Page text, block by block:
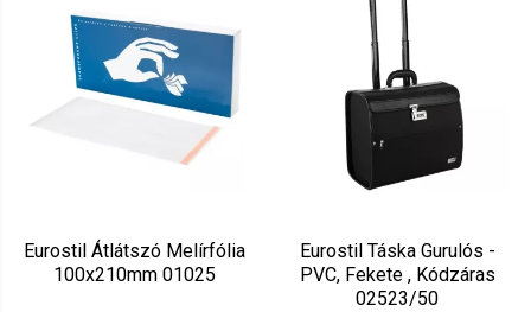
Eurostil Átlátszó Melírfólia
100x210mm 01025
Eurostil Táska Gurulós -
PVC, Fekete , Kódzáras
02523/50